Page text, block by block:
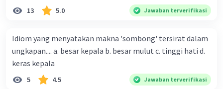
suatu produk oleh konsumen, semakin besar pula peluang
perusahaan kepada konsumen. Urutan yang tepat agar
menjadi teks eksposisi yang padu adalah .... A. (1)-(2)-(3)-
(4)-(5) B. (2)-(1)-(3)-(4)-(5) C. (3)-(1)-(2)-(5)-(4) D. (3)-(5)-
(4)-(1)-(2) E. (5)-(1)-(3)-(4)-(2)
13 5.0 Jawaban terverifikasi
Idiom yang menyatakan makna 'sombong' tersirat dalam
ungkapan.... a. besar kepala b. besar mulut c. tinggi hati d.
keras kepala
5 4.5 Jawaban terverifikasi